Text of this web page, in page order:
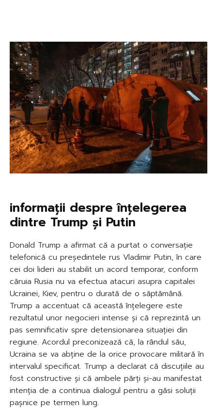
informații despre înțelegerea
dintre Trump și Putin
Donald Trump a afirmat că a purtat o conversație
telefonică cu președintele rus Vladimir Putin, în care
cei doi lideri au stabilit un acord temporar, conform
căruia Rusia nu va efectua atacuri asupra capitalei
Ucrainei, Kiev, pentru o durată de o săptămână.
Trump a accentuat că această înțelegere este
rezultatul unor negocieri intense și că reprezintă un
pas semnificativ spre detensionarea situației din
regiune. Acordul preconizează că, la rândul său,
Ucraina se va abține de la orice provocare militară în
intervalul specificat. Trump a declarat că discuțiile au
fost constructive și că ambele părți și-au manifestat
intenția de a continua dialogul pentru a găsi soluții
pașnice pe termen lung.